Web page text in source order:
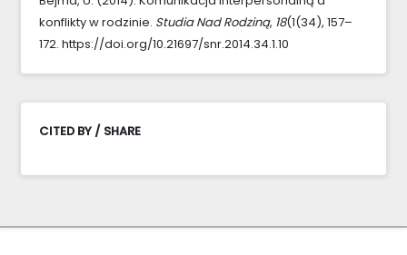
konflikty w rodzinie. Studia Nad Rodziną, 18(1(34), 157–
172. https://doi.org/10.21697/snr.2014.34.1.10
CITED BY / SHARE